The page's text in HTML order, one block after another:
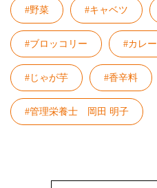
#野菜 #キャベツ
#ブロッコリー #カレー
#じゃが芋 #香辛料
#管理栄養士 岡田 明子